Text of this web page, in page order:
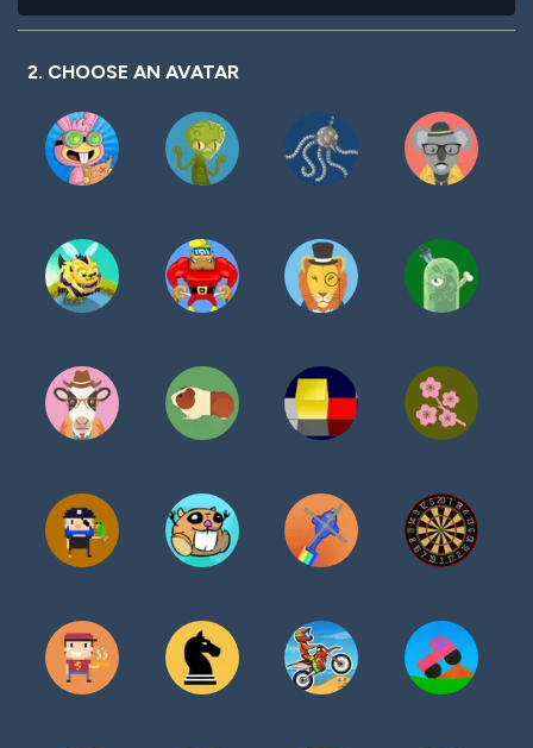
2. CHOOSE AN AVATAR